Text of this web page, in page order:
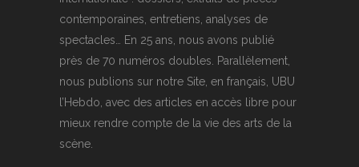
contemporaines, entretiens, analyses de
spectacles… En 25 ans, nous avons publié
près de 70 numéros doubles. Parallèlement,
nous publions sur notre Site, en français, UBU
l’Hebdo, avec des articles en accès libre pour
mieux rendre compte de la vie des arts de la
scène.